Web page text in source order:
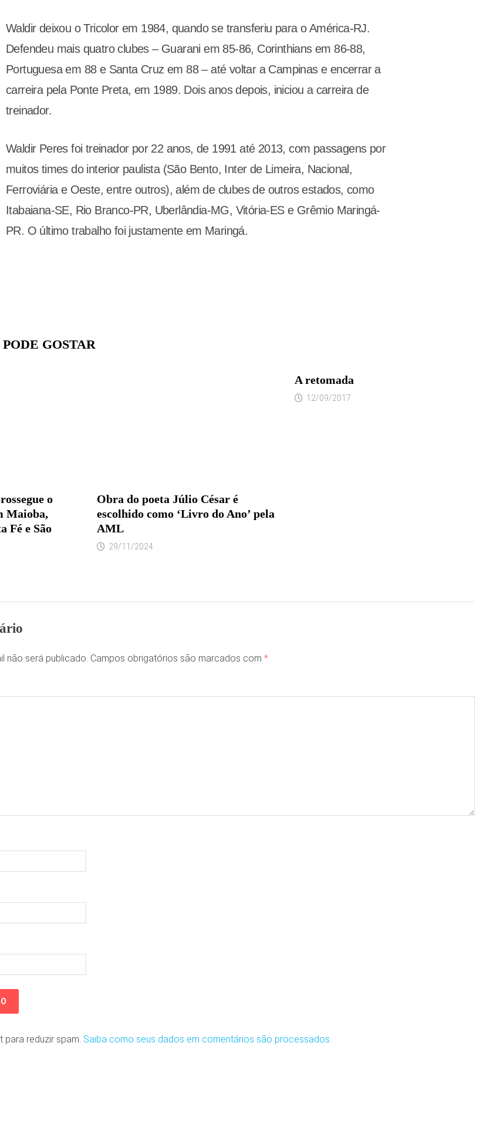
Waldir deixou o Tricolor em 1984, quando se transferiu para o América-RJ.
Defendeu mais quatro clubes – Guarani em 85-86, Corinthians em 86-88,
Portuguesa em 88 e Santa Cruz em 88 – até voltar a Campinas e encerrar a
carreira pela Ponte Preta, em 1989. Dois anos depois, iniciou a carreira de
treinador.
Waldir Peres foi treinador por 22 anos, de 1991 até 2013, com passagens por
muitos times do interior paulista (São Bento, Inter de Limeira, Nacional,
Ferroviária e Oeste, entre outros), além de clubes de outros estados, como
Itabaiana-SE, Rio Branco-PR, Uberlândia-MG, Vitória-ES e Grêmio Maringá-
PR. O último trabalho foi justamente em Maringá.
GOSTAR
o
Maioba,
Fé e São
Obra do poeta Júlio César é
escolhido como ‘Livro do Ano’ pela
AML
29/11/2024
A retomada
12/09/2017
não será publicado. Campos obrigatórios são marcados com *
para reduzir spam. Saiba como seus dados em comentários são processados.